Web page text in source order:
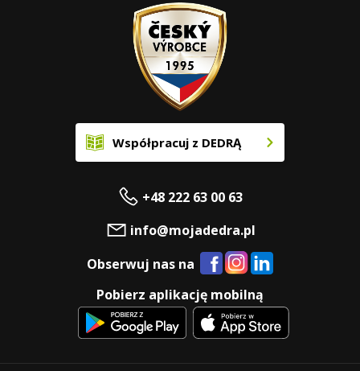
Współpracuj z DEDRĄ
+48 222 63 00 63
info@mojadedra.pl
Obserwuj nas na
Pobierz aplikację mobilną